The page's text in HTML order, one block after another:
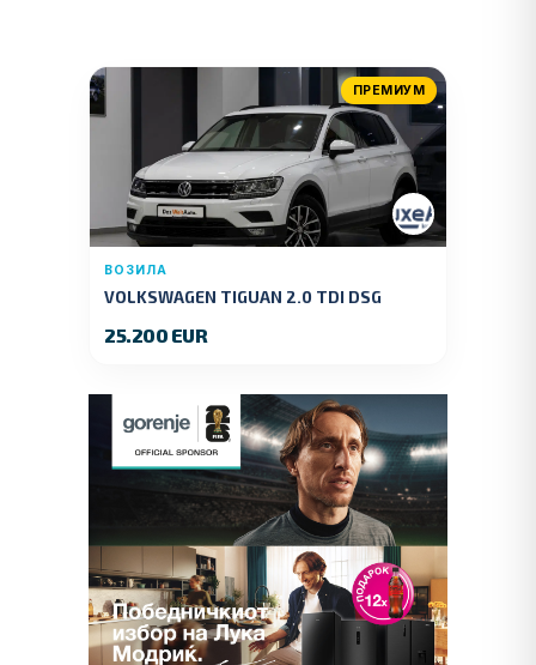
ПРЕМИУМ
ВОЗИЛА
VOLKSWAGEN TIGUAN 2.0 TDI DSG
25.200 EUR